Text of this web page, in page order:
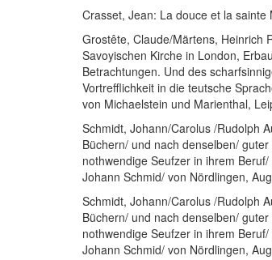
Crasset, Jean: La douce et la sainte
Grostête, Claude/Märtens, Heinrich
Savoyischen Kirche in London,
Betrachtungen. Und des
Vortrefflichkeit in die teutsche
von Michaelstein und Marienthal,
Schmidt, Johann/Carolus /Rudolph
Büchern/ und nach denselben/
nothwendige Seufzer in ihrem
Johann Schmid/ von Nördlingen,
Schmidt, Johann/Carolus /Rudolph
Büchern/ und nach denselben/
nothwendige Seufzer in ihrem
Johann Schmid/ von Nördlingen,